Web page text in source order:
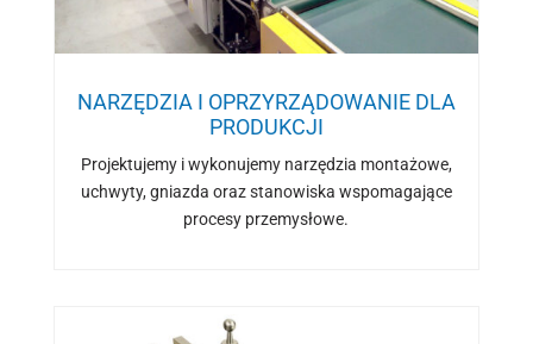
NARZĘDZIA I OPRZYRZĄDOWANIE DLA
PRODUKCJI
Projektujemy i wykonujemy narzędzia montażowe,
uchwyty, gniazda oraz stanowiska wspomagające
procesy przemysłowe.